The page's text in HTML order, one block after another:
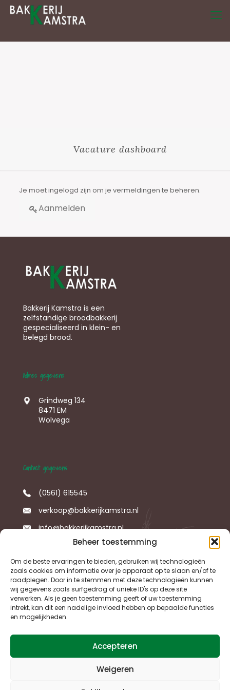
Beheer toestemming
Om de beste ervaringen te bieden, gebruiken wij technologieën
zoals cookies om informatie over je apparaat op te slaan en/of te
raadplegen. Door in te stemmen met deze technologieën kunnen
wij gegevens zoals surfgedrag of unieke ID's op deze site
verwerken. Als je geen toestemming geeft of uw toestemming
intrekt, kan dit een nadelige invloed hebben op bepaalde functies
en mogelijkheden.
Accepteren
Weigeren
Vacature dashboard
Je moet ingelogd zijn om je vermeldingen te beheren.
Aanmelden
Bakkerij Kamstra is een
zelfstandige broodbakkerij
gespecialiseerd in klein- en
belegd brood.
Adres gegevens
Grindweg 134
8471 EM
Wolvega
Contact gegevens
(0561) 615545
verkoop@bakkerijkamstra.nl
info@bakkerijkamstra.nl
Social Media
Follow us
Copyright © 2024 Bakkerij Kamstra. All rights
reserved. | Design and realization